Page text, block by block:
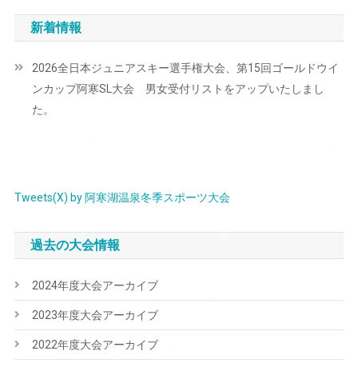
ナ
ビ
ゲ
ー
ン
新着情報
2026全日本ジュニアスキー選手権大会、第15回ゴールドウイ
ンカップ阿寒SL大会 男女受付リストをアップいたしまし
た。
Tweets(X) by 阿寒湖温泉冬季スポーツ大会
過去の大会情報
2024年度大会アーカイブ
2023年度大会アーカイブ
2022年度大会アーカイブ